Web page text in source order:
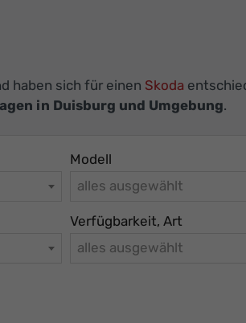
haben sich für einen Skoda
in Duisburg und Umgebung.
Modell
alles ausgewählt
Verfügbarkeit, Art
alles ausgewählt